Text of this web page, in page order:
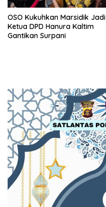
OSO Kukuhkan Marsidik Jadi
Ketua DPD Hanura Kaltim
Gantikan Surpani